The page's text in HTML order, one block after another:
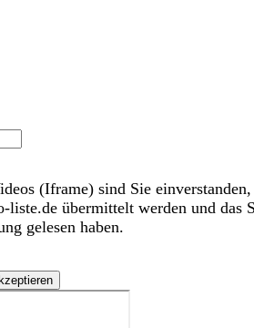
(Iframe) sind Sie einverstanden,
liste.de übermittelt werden und das
gelesen haben.